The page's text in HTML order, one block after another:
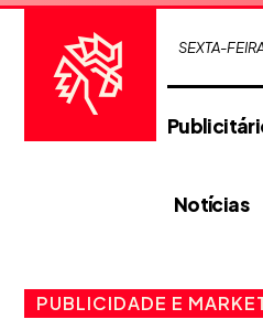
SEXTA-
Notícias
PUBLICIDADE E